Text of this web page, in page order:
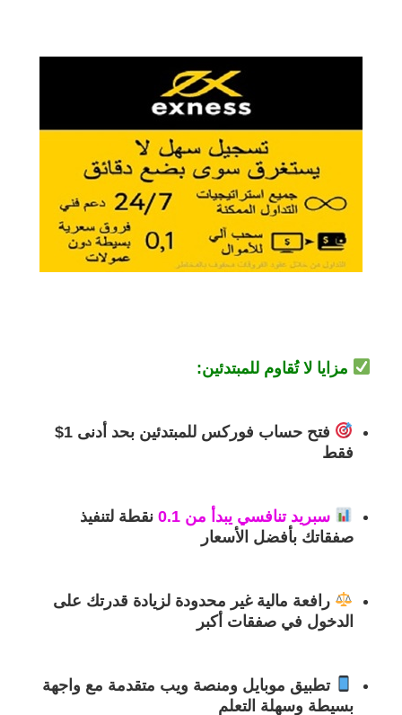
مزايا لا تُقاوم للمبتدئين:
فتح حساب فوركس للمبتدئين
بحد أدنى 1$
فقط
سبريد تنافسي يبدأ من 0.1 نقطة لتنفيذ
صفقاتك بأفضل الأسعار
رافعة مالية غير محدودة لزيادة قدرتك على
الدخول في صفقات أكبر
تطبيق موبايل ومنصة ويب متقدمة مع واجهة
بسيطة وسهلة التعلم